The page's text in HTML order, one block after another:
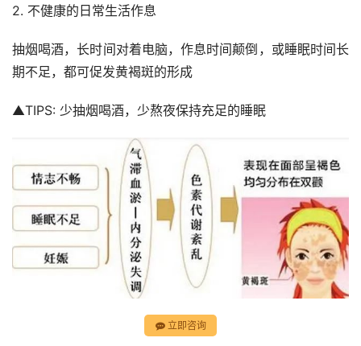
2. 不健康的日常生活作息
抽烟喝酒，长时间对着电脑，作息时间颠倒，或睡眠时间长
期不足，都可促发黄褐斑的形成
▲TIPS: 少抽烟喝酒，少熬夜保持充足的睡眠
立即咨询